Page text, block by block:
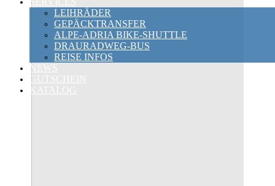
LEIHRÄDER
GEPÄCKTRANSFER
ALPE-ADRIA BIKE-SHUTTLE
DRAURADWEG-BUS
REISE INFOS
NEWS
GUTSCHEIN
KATALOG